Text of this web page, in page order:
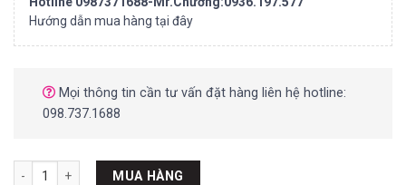
Hướng dẫn mua hàng tại đây
Mọi thông tin cần tư vấn đặt hàng liên hệ hotline:
098.737.1688
Thị kính zoom Svbony 1.25 '' SV171 8mm-24mm số lượng
MUA HÀNG